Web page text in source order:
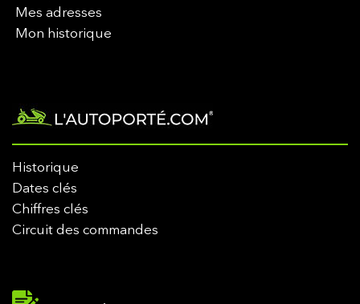
Mes adresses
Mon historique
Historique
Dates clés
Chiffres clés
Circuit des commandes